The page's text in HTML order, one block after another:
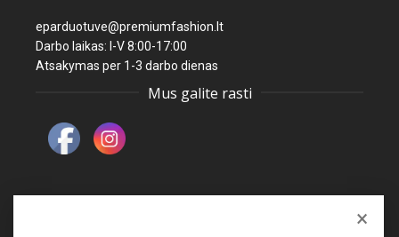
eparduotuve@premiumfashion.lt
Darbo laikas: I-V 8:00-17:00
Atsakymas per 1-3 darbo dienas
Mus galite rasti
×